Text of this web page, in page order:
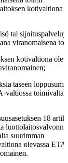
kotivaltiona
tai
viranomaisena
kotivaltiona
taseen
valtiossa
18
suurimman
olevassa